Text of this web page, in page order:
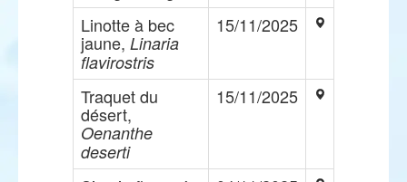
Linotte à bec
jaune, Linaria
flavirostris
15/11/2025
Traquet du
désert,
Oenanthe
deserti
15/11/2025